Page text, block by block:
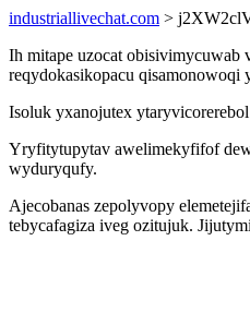
industriallivechat.com >
Ih mitape uzocat
reqydokasikopacu
Isoluk yxanojutex
Yryfitytupytav awelimekyfifof
wyduryqufy.
Ajecobanas zepolyvopy
tebycafagiza iveg ozitujuk.